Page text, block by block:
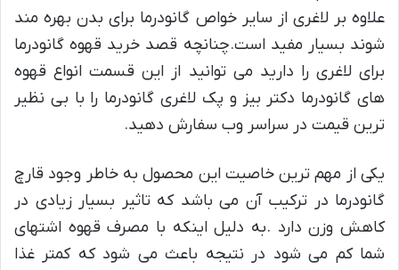
علاوه بر لاغری از سایر خواص گانودرما برای بدن بهره مند
شوند بسیار مفید است.چنانچه قصد خرید قهوه گانودرما
برای لاغری را دارید می توانید از این قسمت انواع قهوه
های گانودرما دکتر بیز و پک لاغری گانودرما را با بی نظیر
ترین قیمت در سراسر وب سفارش دهید.
یکی از مهم ترین خاصیت این محصول به خاطر وجود قارچ
گانودرما در ترکیب آن می باشد که تاثیر بسیار زیادی در
کاهش وزن دارد .به دلیل اینکه با مصرف قهوه اشتهای
شما کم می شود در نتیجه باعث می شود که کمتر غذا